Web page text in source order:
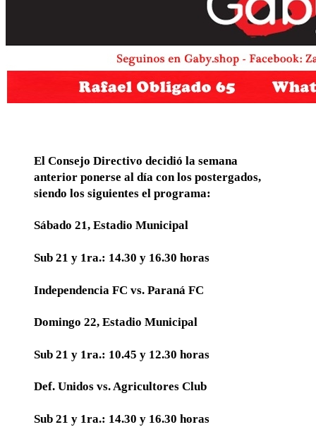
El Consejo Directivo decidió la semana
anterior ponerse al día con los postergados,
siendo los siguientes el programa:
Sábado 21, Estadio Municipal
Sub 21 y 1ra.: 14.30 y 16.30 horas
Independencia FC vs. Paraná FC
Domingo 22, Estadio Municipal
Sub 21 y 1ra.: 10.45 y 12.30 horas
Def. Unidos vs. Agricultores Club
Sub 21 y 1ra.: 14.30 y 16.30 horas